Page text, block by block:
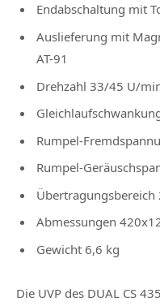
Endabschaltung mit
Auslieferung mit
AT-91
Drehzahl 33/45 U/
Rumpel-
Rumpel-
Übertragungsbereich
Abmessungen
Gewicht 6,6 kg
Die UVP des DUAL CS